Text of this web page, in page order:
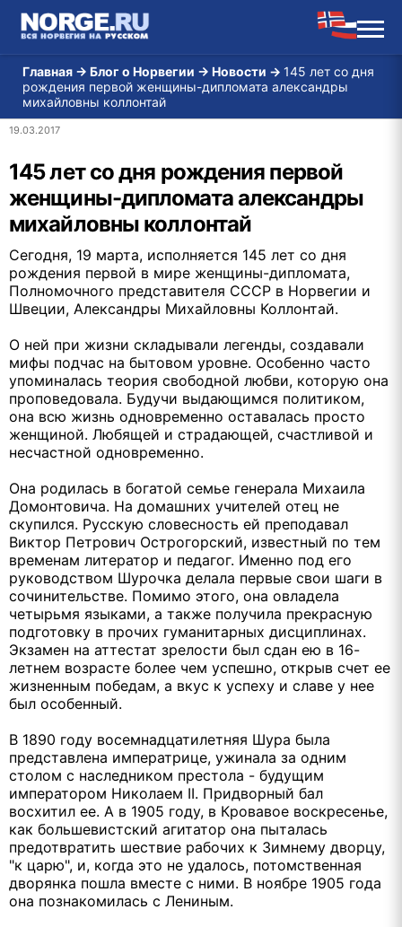
Главная → Блог о Норвегии → Новости → 145 лет со дня
рождения первой женщины-дипломата александры
михайловны коллонтай
19.03.2017
145 лет со дня рождения первой
женщины-дипломата александры
михайловны коллонтай
Сегодня, 19 марта, исполняется 145 лет со дня
рождения первой в мире женщины-дипломата,
Полномочного представителя СССР в Норвегии и
Швеции, Александры Михайловны Коллонтай.
О ней при жизни складывали легенды, создавали
мифы подчас на бытовом уровне. Особенно часто
упоминалась теория свободной любви, которую она
проповедовала. Будучи выдающимся политиком,
она всю жизнь одновременно оставалась просто
женщиной. Любящей и страдающей, счастливой и
несчастной одновременно.
Она родилась в богатой семье генерала Михаила
Домонтовича. На домашних учителей отец не
скупился. Русскую словесность ей преподавал
Виктор Петрович Острогорский, известный по тем
временам литератор и педагог. Именно под его
руководством Шурочка делала первые свои шаги в
сочинительстве. Помимо этого, она овладела
четырьмя языками, а также получила прекрасную
подготовку в прочих гуманитарных дисциплинах.
Экзамен на аттестат зрелости был сдан ею в 16-
летнем возрасте более чем успешно, открыв счет ее
жизненным победам, а вкус к успеху и славе у нее
был особенный.
В 1890 году восемнадцатилетняя Шура была
представлена императрице, ужинала за одним
столом с наследником престола - будущим
императором Николаем II. Придворный бал
восхитил ее. А в 1905 году, в Кровавое воскресенье,
как большевистский агитатор она пыталась
предотвратить шествие рабочих к Зимнему дворцу,
"к царю", и, когда это не удалось, потомственная
дворянка пошла вместе с ними. В ноябре 1905 года
она познакомилась с Лениным.